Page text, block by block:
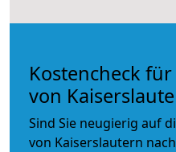
Kostencheck
von
Sind Sie neugierig auf
von Kaiserslautern